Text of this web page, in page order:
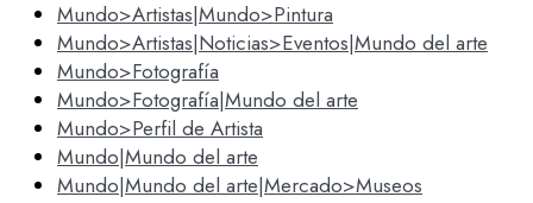
Mundo>Artistas|Mundo>Pintura
Mundo>Artistas|Noticias>Eventos|Mundo del arte
Mundo>Fotografía
Mundo>Fotografía|Mundo del arte
Mundo>Perfil de Artista
Mundo|Mundo del arte
Mundo|Mundo del arte|Mercado>Museos